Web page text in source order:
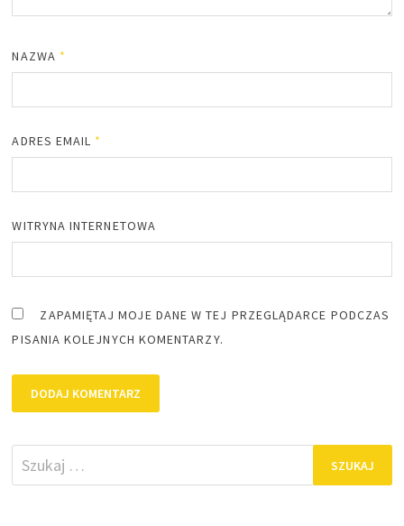
NAZWA *
ADRES EMAIL *
WITRYNA INTERNETOWA
ZAPAMIĘTAJ MOJE DANE W TEJ PRZEGLĄDARCE PODCZAS
PISANIA KOLEJNYCH KOMENTARZY.
Szukaj: